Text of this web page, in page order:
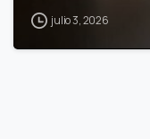
julio 3, 2026